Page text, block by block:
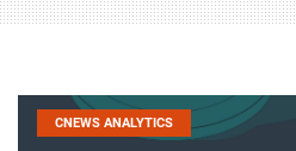
CNEWS ANALYTICS